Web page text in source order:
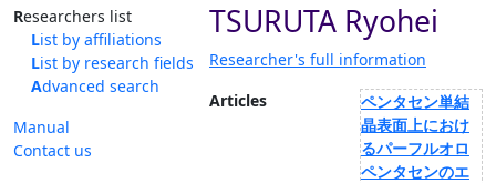
Researchers list
List by affiliations
List by research fields
Advanced search
Manual
Contact us
TSURUTA Ryohei
Researcher's full information
Articles
ペンタセン単結
晶表面上におけ
るパーフルオロ
ペンタセンのエ